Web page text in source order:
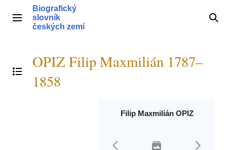
obsahHlavní menu
Biografický
slovník
českých zemí
Přepnout obsah
OPIZ Filip Maxmilián 1787–
1858
Filip Maxmilián OPIZ